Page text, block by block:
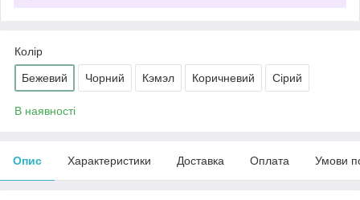
Колір
Бежевий Чорний Кэмэл Коричневий Сірий
В наявності
Опис Характеристики Доставка Оплата Умови